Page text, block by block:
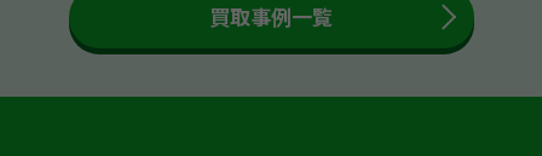
買取事例一覧